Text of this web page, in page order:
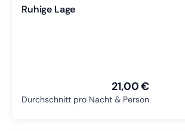
Ruhige Lage
21,00 €
Durchschnitt pro Nacht & Person